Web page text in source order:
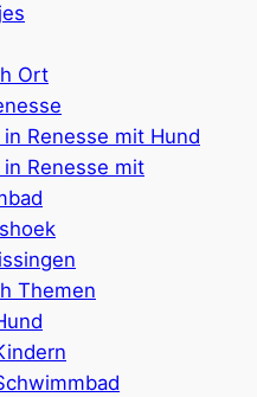
Ort
in Renesse mit Hund
in Renesse mit
Themen